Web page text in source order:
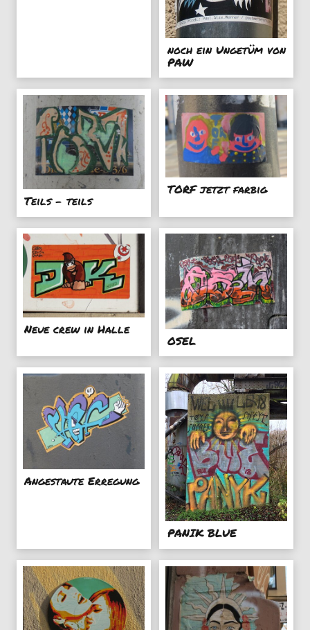
noch ein Ungetüm von
PAW
Teils - teils
TORF jetzt farbig
Neue crew in Halle
OSEL
Angestaute Erregung
PANIK BLUE